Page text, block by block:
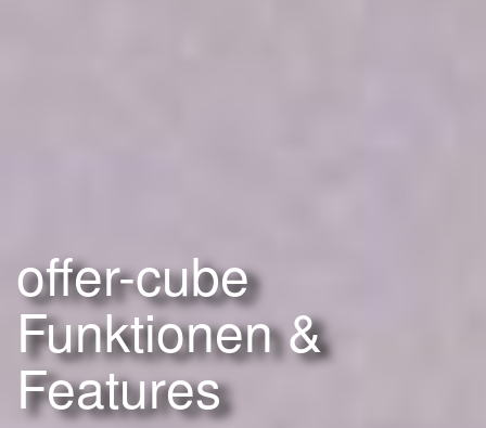
offer-cube
Funktionen &
Features